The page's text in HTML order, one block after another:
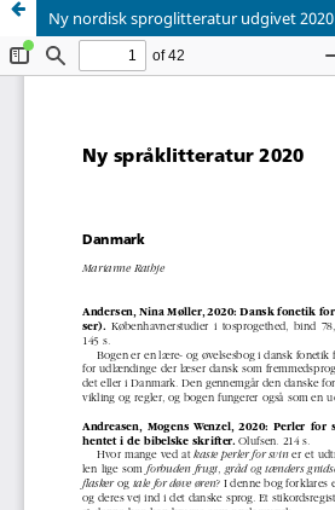
Ny nordisk sproglitteratur udgivet 2020